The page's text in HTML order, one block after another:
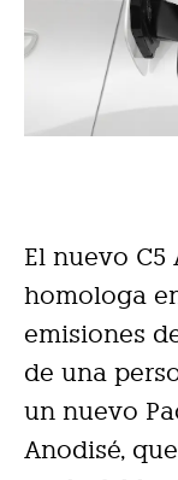
El nuevo C5
homologa
emisiones
de una
un nuevo
Anodisé,